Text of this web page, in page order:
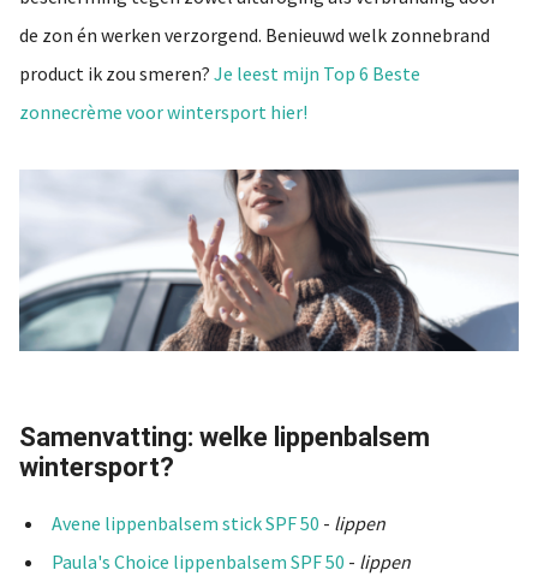
de zon én werken verzorgend. Benieuwd welk zonnebrand
product ik zou smeren? Je leest mijn Top 6 Beste
zonnecrème voor wintersport hier!
Samenvatting: welke lippenbalsem
wintersport?
Avene lippenbalsem stick SPF 50 - lippen
Paula's Choice lippenbalsem SPF 50 - lippen